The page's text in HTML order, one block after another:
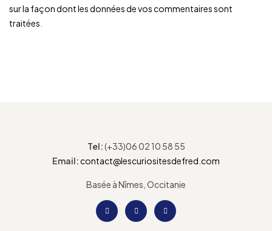
sur la façon dont les données de vos commentaires sont
traitées
Tel:(+33)06 02 10 58 55
Email:contact@lescuriositesdefred.com
Basée à Nîmes, Occitanie